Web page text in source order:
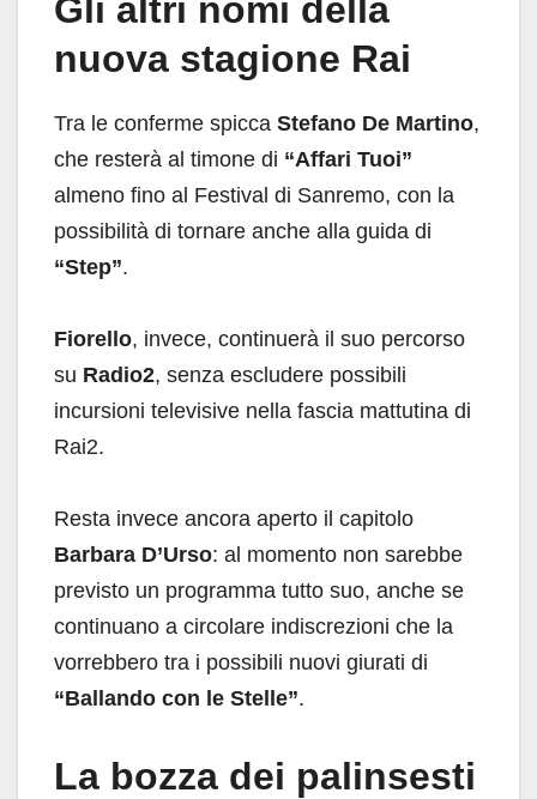
Gli altri nomi della
nuova stagione Rai
Tra le conferme spicca Stefano De Martino,
che resterà al timone di “Affari Tuoi”
almeno fino al Festival di Sanremo, con la
possibilità di tornare anche alla guida di
“Step”.
Fiorello, invece, continuerà il suo percorso
su Radio2, senza escludere possibili
incursioni televisive nella fascia mattutina di
Rai2.
Resta invece ancora aperto il capitolo
Barbara D’Urso: al momento non sarebbe
previsto un programma tutto suo, anche se
continuano a circolare indiscrezioni che la
vorrebbero tra i possibili nuovi giurati di
“Ballando con le Stelle”.
La bozza dei palinsesti